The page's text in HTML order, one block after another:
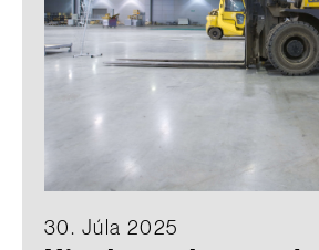
30. Júla 2025